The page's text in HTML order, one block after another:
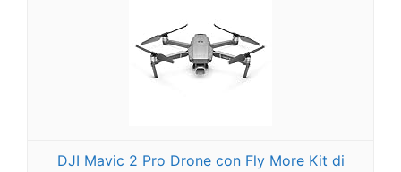
DJI Mavic 2 Pro Drone con Fly More Kit di